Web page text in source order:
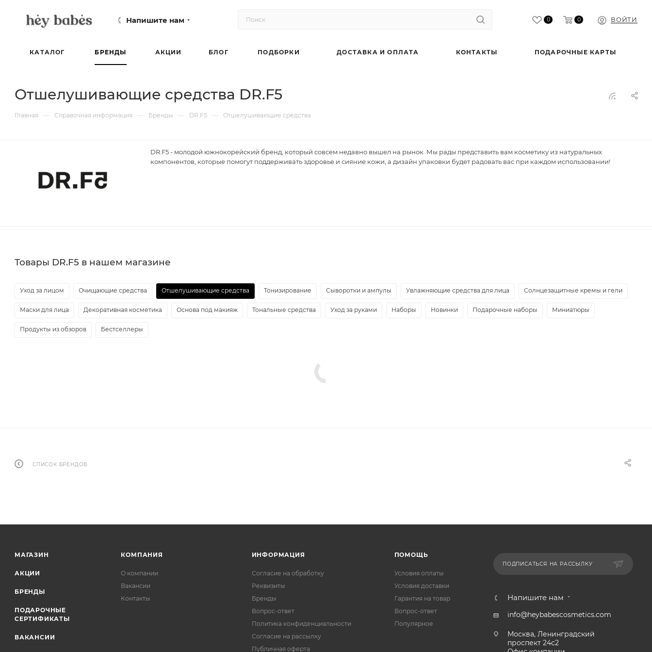
Напишите нам 0 0 ВОЙТИ
КАТАЛОГ БРЕНДЫ АКЦИИ БЛОГ ПОДБОРКИ ДОСТАВКА И ОПЛАТА КОНТАКТЫ ПОДАРОЧНЫЕ КАРТЫ
Отшелушивающие средства DR.F5
Главная — Справочная информация — Бренды — DR.F5 — Отшелушивающие средства
DR.F5 - молодой южнокорейский бренд, который совсем недавно вышел на рынок. Мы рады представить вам косметику из натуральных
компонентов, которые помогут поддерживать здоровье и сияние кожи, а дизайн упаковки будет радовать вас при каждом использовании!
Товары DR.F5 в нашем магазине
Уход за лицом Очищающие средства Отшелушивающие средства Тонизирование Сыворотки и ампулы Увлажняющие средства для лица Солнцезащитные кремы и гели
Маски для лица Декоративная косметика Основа под макияж Тональные средства Уход за руками Наборы Новинки Подарочные наборы Миниатюры
Продукты из обзоров Бестселлеры
СПИСОК БРЕНДОВ
МАГАЗИН
АКЦИИ
БРЕНДЫ
ПОДАРОЧНЫЕ
СЕРТИФИКАТЫ
ВАКАНСИИ
КОМПАНИЯ
О компании
Вакансии
Контакты
ИНФОРМАЦИЯ
Согласие на обработку
Реквизиты
Бренды
Вопрос-ответ
Политика конфиденциальности
Согласие на рассылку
Публичная оферта
ПОМОЩЬ
Условия оплаты
Условия доставки
Гарантия на товар
Вопрос-ответ
Популярное
ПОДПИСАТЬСЯ НА РАССЫЛКУ
Напишите нам
info@heybabescosmetics.com
Москва, Ленинградский
проспект 24с2